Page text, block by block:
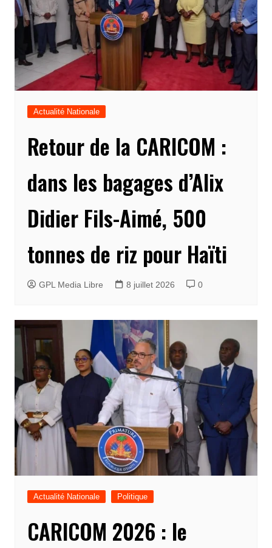
Actualité Nationale
Retour de la CARICOM :
dans les bagages d’Alix
Didier Fils-Aimé, 500
tonnes de riz pour Haïti
GPL Media Libre 8 juillet 2026 0
Actualité Nationale Politique
CARICOM 2026 : le